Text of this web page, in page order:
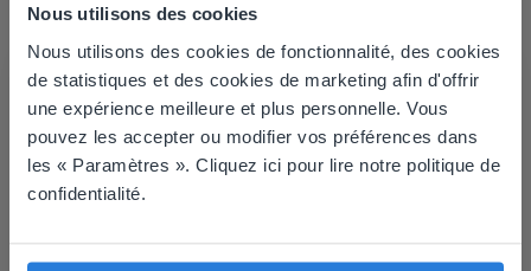
Nous utilisons des cookies
Nous utilisons des cookies de fonctionnalité, des cookies
de statistiques et des cookies de marketing afin d'offrir
une expérience meilleure et plus personnelle. Vous
pouvez les accepter ou modifier vos préférences dans
les « Paramètres ». Cliquez ici pour lire notre politique de
confidentialité.
Centre d'aide
Trouvez des informations, de la documentation utile,
des ressources et des FAQ.
This website doesn't match
your location
Based on your location, we think you might
prefer to visit our English website. There you'll
English
Français